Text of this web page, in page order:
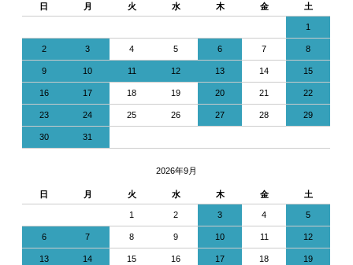
日 月 火 水 木 金 土
1
2 3 4 5 6 7 8
9 10 11 12 13 14 15
16 17 18 19 20 21 22
23 24 25 26 27 28 29
30 31
2026年9月
日 月 火 水 木 金 土
1 2 3 4 5
6 7 8 9 10 11 12
13 14 15 16 17 18 19